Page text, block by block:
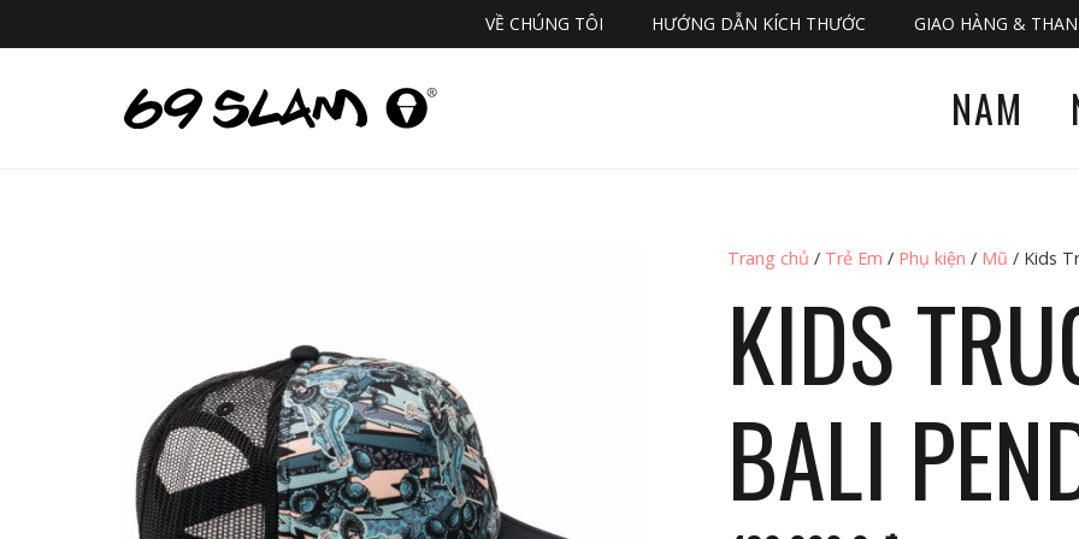
VỀ CHÚNG TÔI HƯỚNG DẪN KÍCH THƯỚC GIAO HÀNG &
NAM
Trang chủ / Trẻ Em / Phụ kiện / Mũ / Kids
KIDS
BALI